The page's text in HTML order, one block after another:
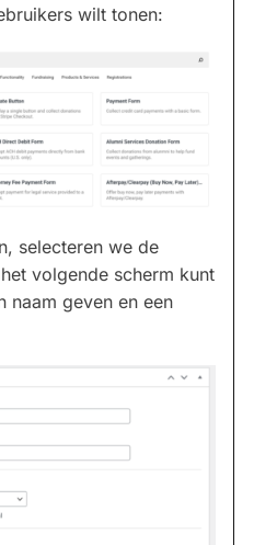
wilt tonen:
selecteren we de
volgende scherm kunt
naam geven en een